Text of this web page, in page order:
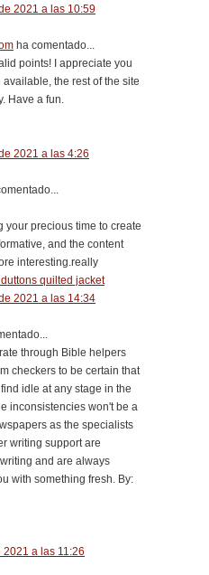
2021 a las 10:59
ha comentado...
points! I appreciate you
the rest of the site
Have a fun.
2021 a las 4:26
your precious time to create
and the content
interesting.really
quilted jacket
2021 a las 14:34
through Bible helpers
checkers to be certain that
idle at any stage in the
inconsistencies won't be a
as the specialists
writing support are
and are always
with something fresh. By:
a las 11:26